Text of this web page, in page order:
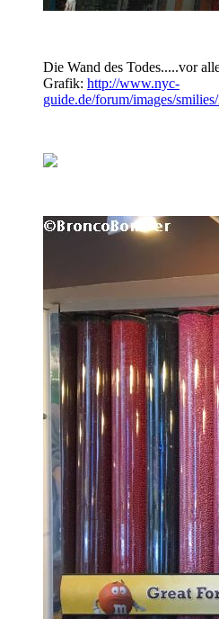
Die Wand des Todes.....vor
Grafik: http://www.nyc-
guide.de/forum/images/